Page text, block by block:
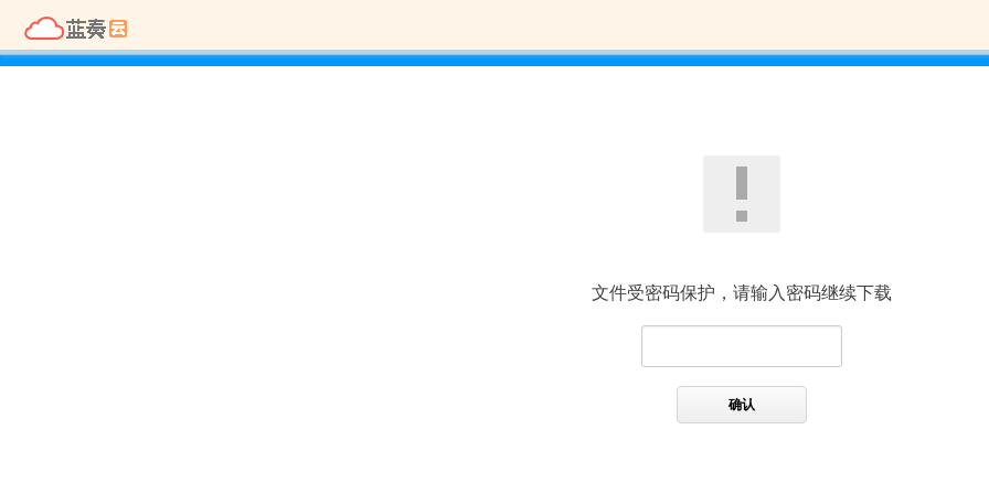
文件受密码保护，请输入密码继续下载